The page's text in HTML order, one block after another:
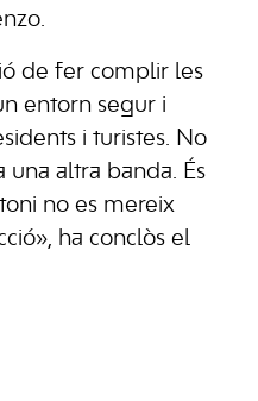
de fer complir les
entorn segur i
i turistes. No
una altra banda. És
no es mereix
ha conclòs el